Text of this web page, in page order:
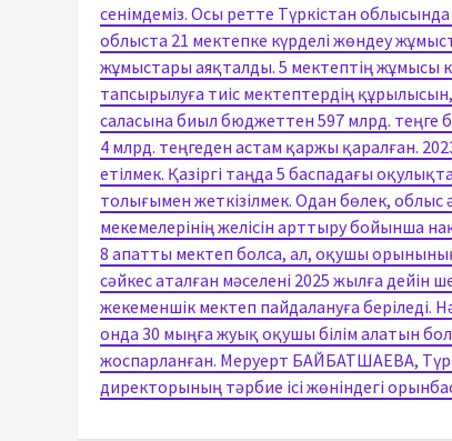
сенімдеміз. Осы ретте Түркістан
облыста 21 мектепке күрделі жөндеу
жұмыстары аяқталды. 5 мектептің жұмысы
тапсырылуға тиіс мектептердің
саласына биыл бюджеттен 597 млрд. теңге
4 млрд. теңгеден астам қаржы қаралған.
етілмек. Қазіргі таңда 5 баспадағы
толығымен жеткізілмек. Одан бөлек, облыс
мекемелерінің желісін арттыру бойынша
8 апатты мектеп болса, ал, оқушы
сәйкес аталған мәселені 2025 жылға
жекеменшік мектеп пайдалануға
онда 30 мыңға жуық оқушы білім алатын
жоспарланған. Меруерт БАЙБАТШАЕВА,
директорының тәрбие ісі жөніндегі